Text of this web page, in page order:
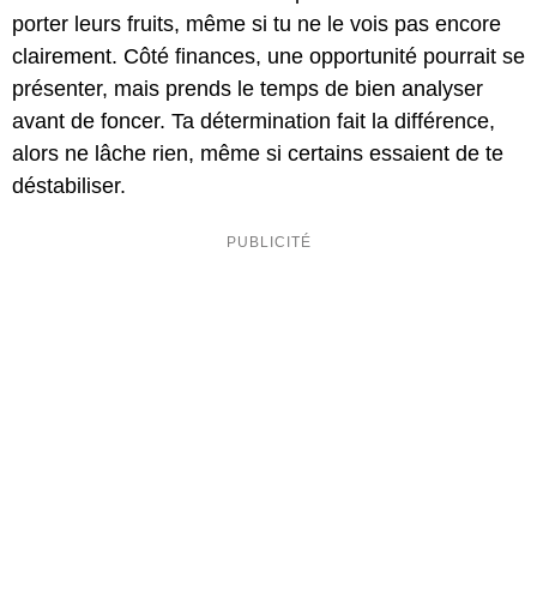
porter leurs fruits, même si tu ne le vois pas encore
clairement. Côté finances, une opportunité pourrait se
présenter, mais prends le temps de bien analyser
avant de foncer. Ta détermination fait la différence,
alors ne lâche rien, même si certains essaient de te
déstabiliser.